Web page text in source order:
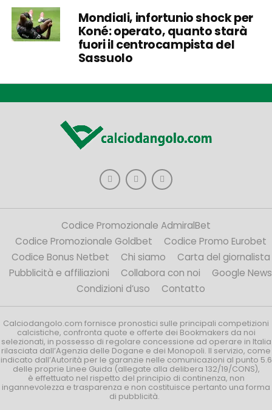
Mondiali, infortunio shock per
Koné: operato, quanto starà
fuori il centrocampista del
Sassuolo
Codice Promozionale AdmiralBet
Codice Promozionale Goldbet
Codice Promo Eurobet
Codice Bonus Netbet
Chi siamo
Carta del giornalista
Pubblicità e affiliazioni
Collabora con noi
Google News
Condizioni d’uso
Contatto
Calciodangolo.com fornisce pronostici sulle principali competizioni
calcistiche, confronta quote e offerte dei Bookmakers da noi
selezionati, in possesso di regolare concessione ad operare in Italia
rilasciata dall’Agenzia delle Dogane e dei Monopoli. Il servizio, come
indicato dall’Autorità per le garanzie nelle comunicazioni al punto 5.6
delle proprie Linee Guida (allegate alla delibera 132/19/CONS),
è effettuato nel rispetto del principio di continenza, non
ingannevolezza e trasparenza e non costituisce pertanto una forma
di pubblicità.